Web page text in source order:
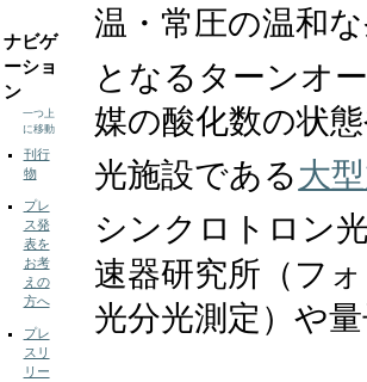
ナビゲ
ーショ
ン
一つ上
に移動
刊行
物
プレ
ス発
表を
お考
えの
方へ
プレ
スリ
リー
温・常圧の温和
となるターンオ
媒の酸化数の状
光施設である大
シンクロトロン
速器研究所（フ
光分光測定）や